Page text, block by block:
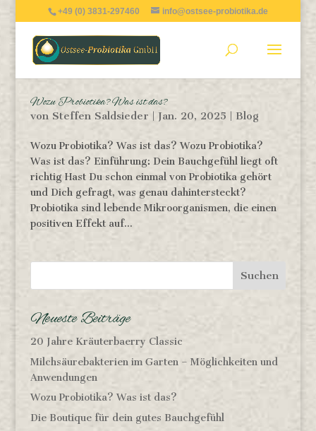
+49 (0) 3831-297460 info@ostsee-probiotika.de
Wozu Probiotika? Was ist das?
von Steffen Saldsieder | Jan. 20, 2025 | Blog
Wozu Probiotika? Was ist das? Wozu Probiotika?
Was ist das? Einführung: Dein Bauchgefühl liegt oft
richtig Hast Du schon einmal von Probiotika gehört
und Dich gefragt, was genau dahintersteckt?
Probiotika sind lebende Mikroorganismen, die einen
positiven Effekt auf...
Neueste Beiträge
20 Jahre Kräuterbaerry Classic
Milchsäurebakterien im Garten – Möglichkeiten und
Anwendungen
Wozu Probiotika? Was ist das?
Die Boutique für dein gutes Bauchgefühl